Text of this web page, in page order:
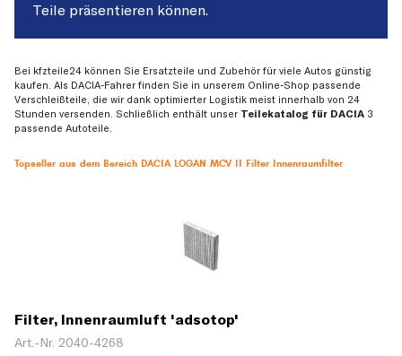
Teile präsentieren können.
Bei kfzteile24 können Sie Ersatzteile und Zubehör für viele Autos günstig
kaufen. Als DACIA-Fahrer finden Sie in unserem Online-Shop passende
Verschleißteile, die wir dank optimierter Logistik meist innerhalb von 24
Stunden versenden. Schließlich enthält unser Teilekatalog für DACIA 3
passende Autoteile.
Topseller aus dem Bereich DACIA LOGAN MCV II Filter Innenraumfilter
Filter, Innenraumluft 'adsotop'
Art.-Nr. 2040-4268